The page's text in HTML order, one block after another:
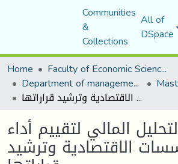
Communities
&
Collections
All of
DSpace
Home
Faculty of Economic Sciences, Commerce and Management Sciences
Department of management sciences
استخدام التحليل المالي لتقييم أداء المؤسسات الاقتصادية وترشيد قراراتها
المالي لتقييم أداء
الاقتصادية وترشيد